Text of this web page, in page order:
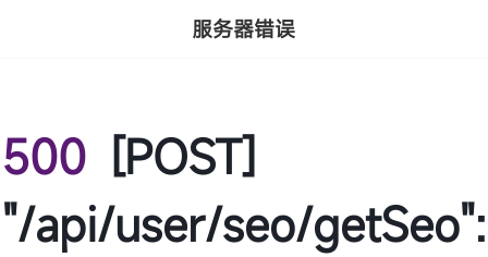
服务器错误
500 [POST]
"/api/user/seo/getSeo":